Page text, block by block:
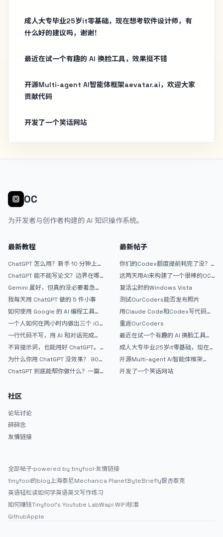
成人大专毕业25岁it零基础，现在想考软件设计师，有
什么好的建议吗，谢谢！
最近在试一个有趣的 AI 换脸工具，效果挺不错
开源Multi-agent AI智能体框架aevatar.ai，欢迎大家
贡献代码
开发了一个笑话网站
OC
为开发者与创作者构建的 AI 知识操作系统。
最新教程
ChatGPT 怎么用？新手 10 分钟上手
ChatGPT 能不能写论文？边界在哪
Gemini 虽好，但真的没必要着急放
弃 ChatGPT
我每天用 ChatGPT 做的 5 件小事
如何使用 Google 的 AI 编程工具
AntiGravity：独立开发者的新时代
武器
一个人如何在两小时内做出三个 iOS
APP？｜AntiGravity + Gemini 3 实
战完整记录
一行代码不写，用 AI 和对话完成一
个完整网站：《图书天堂》实战记录
不背提示词，也能用好 ChatGPT。
一个万能提问模板
为什么你用 ChatGPT 没效果？ 90%
的人第一步就问错了
ChatGPT 到底能帮你做什么？一篇
最新帖子
你们的Codex额度提前耗完了没？
戒断反应如何？
这两天用AI来构建了一个很棒的OC
论坛精华区
复活尘封的Windows Vista
测试OurCoders能否发布照片
用Claude Code和Codex写代码真
的爽，但是App怎么挣钱还是很难啊
重返OurCoders
最近在试一个有趣的 AI 换脸工具，
效果挺不错
成人大专毕业25岁it零基础，现在想
考软件设计师，有什么好的建议吗，
谢谢！
开源Multi-agent AI智能体框架
aevatar.ai，欢迎大家贡献代码
开发了一个笑话网站
社区
论坛讨论
碎碎念
友情链接
全部帖子·powered by tinyfool·友情链接
tinyfool的blog上海泰尼Mechanica PlanetByteBriefly银杏泰克
英语轻松读如何学英语英文写作练习
如何赚钱Tinyfool's Youtube LabWapi WIFI标准
GithubApple